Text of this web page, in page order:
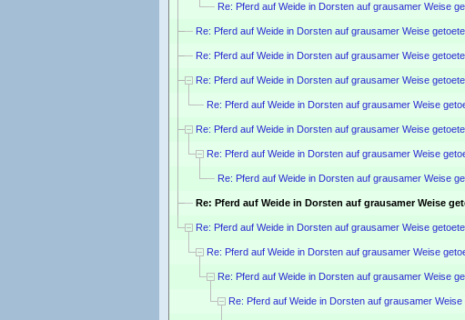
Re: Pferd auf Weide in Dorsten auf grausamer Weise
Re: Pferd auf Weide in Dorsten auf grausamer Weise
Re: Pferd auf Weide in Dorsten auf grausamer Weise
Re: Pferd auf Weide in Dorsten auf grausamer Weise
Re: Pferd auf Weide in Dorsten auf grausamer Weise
Re: Pferd auf Weide in Dorsten auf grausamer Weise
Re: Pferd auf Weide in Dorsten auf grausamer Weise
Re: Pferd auf Weide in Dorsten auf grausamer Weise
Re: Pferd auf Weide in Dorsten auf grausamer Weise
Re: Pferd auf Weide in Dorsten auf grausamer Weise
Re: Pferd auf Weide in Dorsten auf grausamer Weise
Re: Pferd auf Weide in Dorsten auf grausamer Weise
Re: Pferd auf Weide in Dorsten auf grausamer Weise